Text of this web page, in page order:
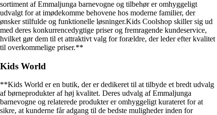
sortiment af Emmaljunga barnevogne og tilbehør er omhyggeligt
udvalgt for at imødekomme behovene hos moderne familier, der
ønsker stilfulde og funktionelle løsninger.Kids Coolshop skiller sig ud
med deres konkurrencedygtige priser og fremragende kundeservice,
hvilket gør dem til et attraktivt valg for forældre, der leder efter kvalitet
til overkommelige priser.**
Kids World
**Kids World er en butik, der er dedikeret til at tilbyde et bredt udvalg
af børneprodukter af høj kvalitet. Deres udvalg af Emmaljunga
barnevogne og relaterede produkter er omhyggeligt kurateret for at
sikre, at kunderne får adgang til de bedste muligheder inden for